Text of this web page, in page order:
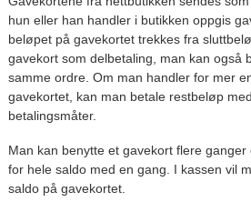
hun eller han handler i butikken oppgis
beløpet på gavekortet trekkes fra
gavekort som delbetaling, man kan også
samme ordre. Om man handler for mer
gavekortet, kan man betale restbeløp
betalingsmåter.
Man kan benytte et gavekort flere
for hele saldo med en gang. I kassen vil
saldo på gavekortet.